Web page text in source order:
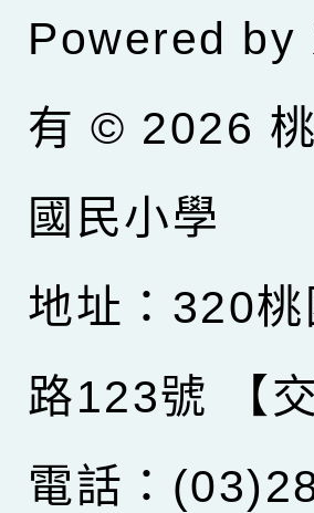
Powered by
有 © 2026
國民小學
地址：320
路123號
【
電話：